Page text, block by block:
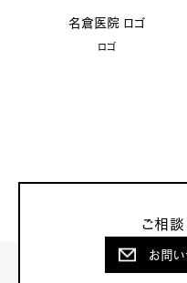
名倉医院 ロゴ
ロゴ
ご相談
お問